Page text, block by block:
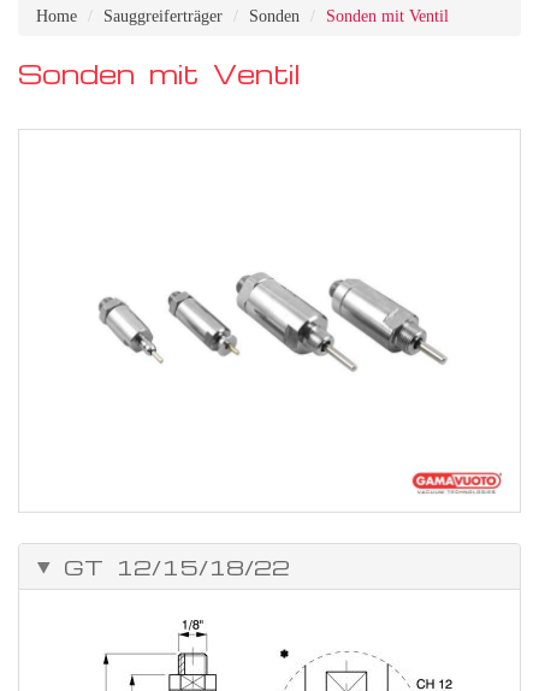
Home Sauggreiferträger Sonden Sonden mit Ventil
Sonden mit Ventil
GT 12/15/18/22